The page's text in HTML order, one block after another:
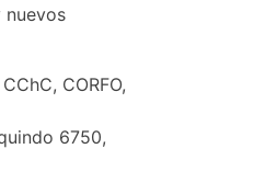
nuevos
CORFO,
6750,